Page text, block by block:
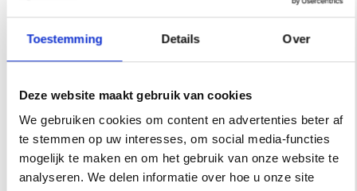
Toestemming Details Over
Deze website maakt gebruik van cookies
We gebruiken cookies om content en advertenties beter af
te stemmen op uw interesses, om social media-functies
mogelijk te maken en om het gebruik van onze website te
analyseren. We delen informatie over hoe u onze site
wall
(donker)gekleurde muur niet puur op gevoel durven te
maken. De app Paint my Wallgeeft je de mogelijkheid een
foto te uploaden van de ruimte die je onder handen wilt
nemen en muren een kleur te geven. Zo zie je wat het
verschil is tussen een kobaltblauwe wand en een